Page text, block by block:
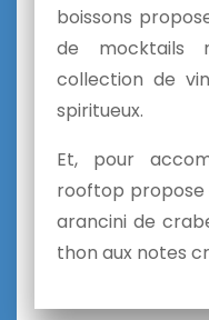
boissons
de mocktails
collection de
spiritueux.
Et, pour
rooftop propose
arancini de
thon aux notes